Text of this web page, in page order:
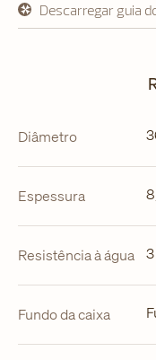
Descarregar guia
abre
em
Diâmetro
Espessura
Resistência à água
Fundo da caixa